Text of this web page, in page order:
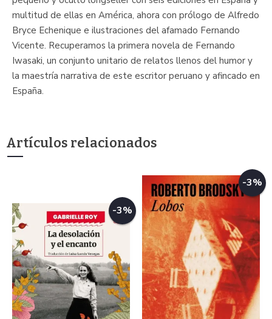
multitud de ellas en América, ahora con prólogo de Alfredo
Bryce Echenique e ilustraciones del afamado Fernando
Vicente. Recuperamos la primera novela de Fernando
Iwasaki, un conjunto unitario de relatos llenos del humor y
la maestría narrativa de este escritor peruano y afincado en
España.
Artículos relacionados
-3%
-3%